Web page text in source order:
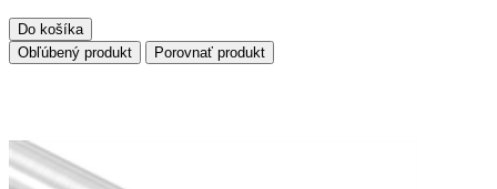
Do košíka
Obľúbený produkt
Porovnať produkt